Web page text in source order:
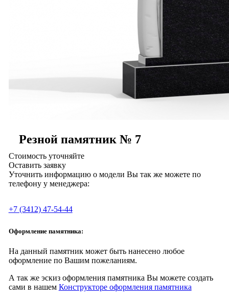
Резной памятник № 7
Стоимость уточняйте
Оставить заявку
Уточнить информацию о модели Вы так же можете по
телефону у менеджера:
+7 (3412) 47-54-44
Оформление памятника:
На данный памятник может быть нанесено любое
оформление по Вашим пожеланиям.
А так же эскиз оформления памятника Вы можете создать
сами в нашем Конструкторе оформления памятника